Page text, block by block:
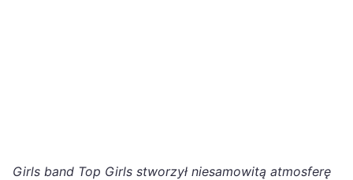
Girls band Top Girls stworzył niesamowitą atmosferę